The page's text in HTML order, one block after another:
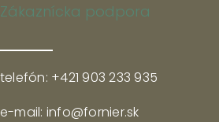
Zákaznícka podpora
telefón: +421 903 233 935
e-mail: info@fornier.sk